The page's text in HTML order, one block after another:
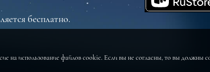
бесплатно.
на использование файлов cookie. Если вы не согласны, то вы должны